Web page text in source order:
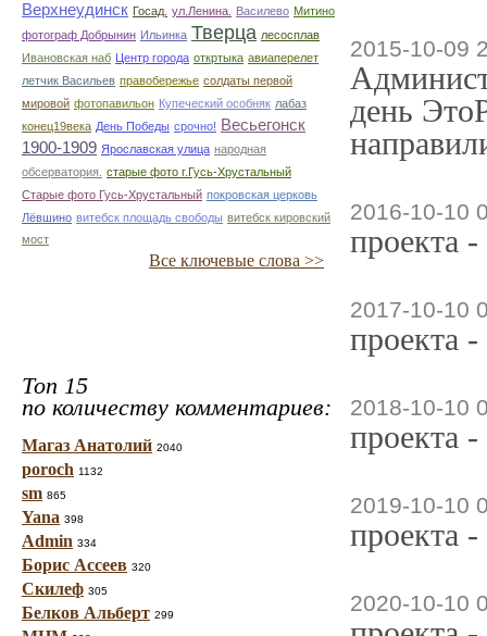
Верхнеудинск Госад. ул.Ленина. Василево Митино
фотограф Добрынин Ильинка Тверца лесосплав
Ивановская наб Центр города откртыка авиаперелет
летчик Васильев правобережье солдаты первой
мировой фотопавильон Купеческий особняк лабаз
конец19века День Победы срочно! Весьегонск
1900-1909 Ярославская улица народная
обсерватория. старые фото г.Гусь-Хрустальный
Старые фото Гусь-Хрустальный покровская церковь
Лёвшино витебск площадь свободы витебск кировский
мост
Все ключевые слова >>
Топ 15
по количеству комментариев:
Магаз Анатолий 2040
poroch 1132
sm 865
Yana 398
Admin 334
Борис Ассеев 320
Скилеф 305
Белков Альберт 299
2015-10-09
день
2016-10-10
проекта
2017-10-10
проекта
2018-10-10
проекта
2019-10-10
проекта
2020-10-10